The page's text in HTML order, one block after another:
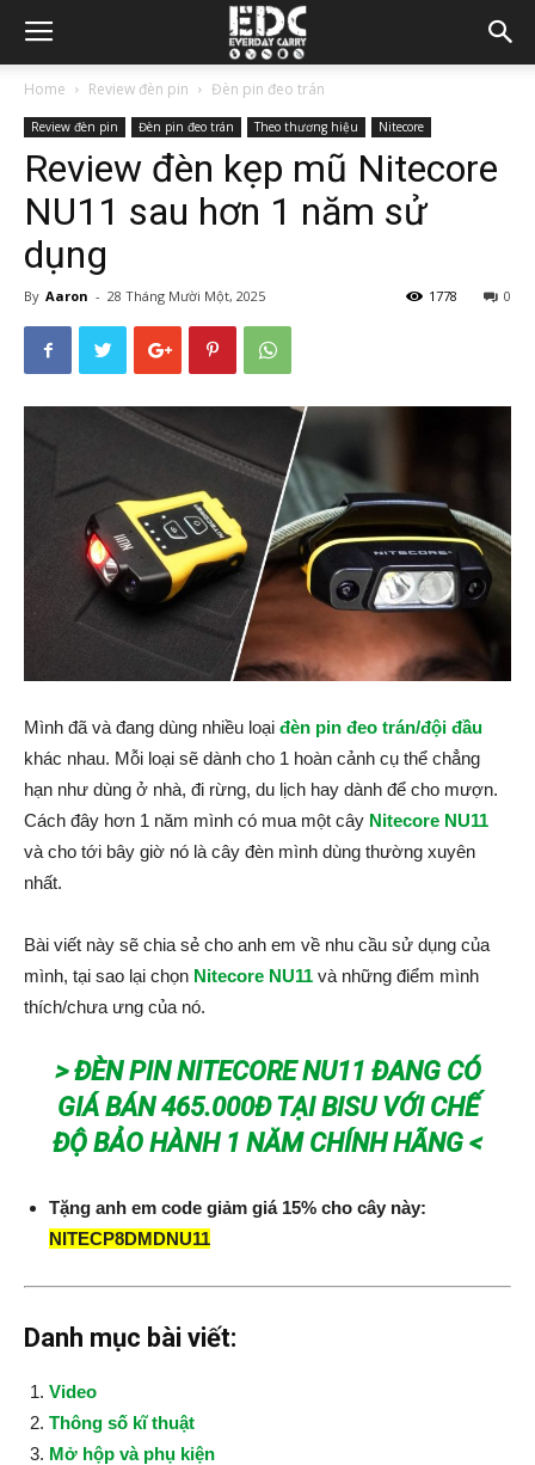
Home Review đèn pin Đèn pin đeo trán
Review đèn pin Đèn pin đeo trán Theo thương hiệu Nitecore
Review đèn kẹp mũ Nitecore
NU11 sau hơn 1 năm sử
dụng
By Aaron - 28 Tháng Mười Một, 2025 0
1778
Mình đã và đang dùng nhiều loại đèn pin đeo trán/đội đầu
khác nhau. Mỗi loại sẽ dành cho 1 hoàn cảnh cụ thể chẳng
hạn như dùng ở nhà, đi rừng, du lịch hay dành để cho mượn.
Cách đây hơn 1 năm mình có mua một cây Nitecore NU11
và cho tới bây giờ nó là cây đèn mình dùng thường xuyên
nhất.
Bài viết này sẽ chia sẻ cho anh em về nhu cầu sử dụng của
mình, tại sao lại chọn Nitecore NU11 và những điểm mình
thích/chưa ưng của nó.
> ĐÈN PIN NITECORE NU11 ĐANG CÓ
GIÁ BÁN 465.000Đ TẠI BISU VỚI CHẾ
ĐỘ BẢO HÀNH 1 NĂM CHÍNH HÃNG <
Tặng anh em code giảm giá 15% cho cây này:
NITECP8DMDNU11
Danh mục bài viết:
Video
Thông số kĩ thuật
Mở hộp và phụ kiện